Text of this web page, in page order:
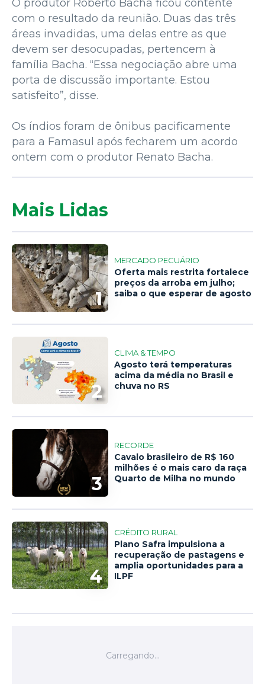
O produtor Roberto Bacha ficou contente
com o resultado da reunião. Duas das três
áreas invadidas, uma delas entre as que
devem ser desocupadas, pertencem à
família Bacha. “Essa negociação abre uma
porta de discussão importante. Estou
satisfeito”, disse.
Os índios foram de ônibus pacificamente
para a Famasul após fecharem um acordo
ontem com o produtor Renato Bacha.
Mais Lidas
1
MERCADO PECUÁRIO
Oferta mais restrita fortalece
preços da arroba em julho;
saiba o que esperar de agosto
2
CLIMA & TEMPO
Agosto terá temperaturas
acima da média no Brasil e
chuva no RS
3
RECORDE
Cavalo brasileiro de R$ 160
milhões é o mais caro da raça
Quarto de Milha no mundo
4
CRÉDITO RURAL
Plano Safra impulsiona a
recuperação de pastagens e
amplia oportunidades para a
ILPF